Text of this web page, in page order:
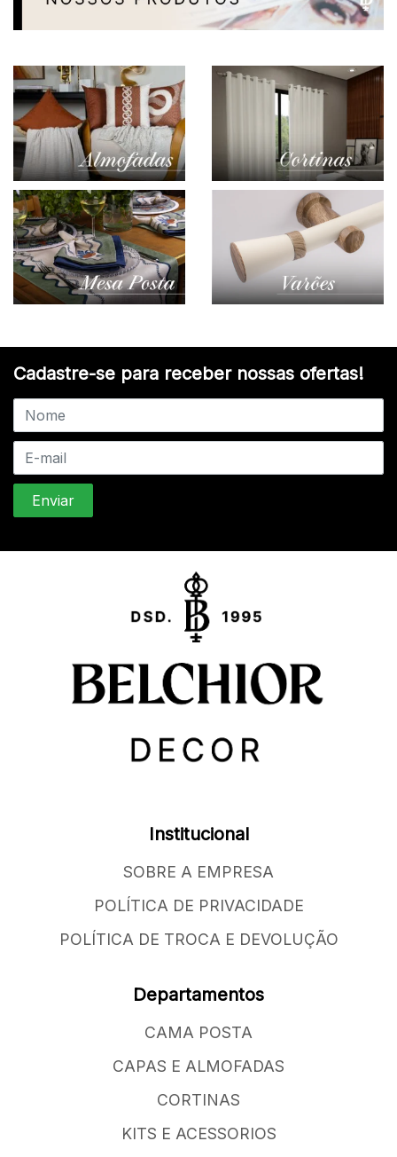
Cadastre-se para receber nossas ofertas!
Institucional
SOBRE A EMPRESA
POLÍTICA DE PRIVACIDADE
POLÍTICA DE TROCA E DEVOLUÇÃO
Departamentos
CAMA POSTA
CAPAS E ALMOFADAS
CORTINAS
KITS E ACESSORIOS